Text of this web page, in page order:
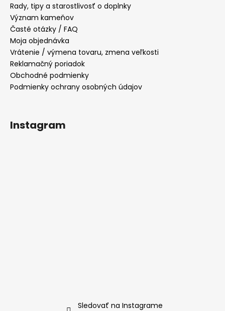
Rady, tipy a starostlivosť o doplnky
Význam kameňov
Časté otázky / FAQ
Moja objednávka
Vrátenie / výmena tovaru, zmena veľkosti
Reklamačný poriadok
Obchodné podmienky
Podmienky ochrany osobných údajov
Instagram
Sledovať na Instagrame